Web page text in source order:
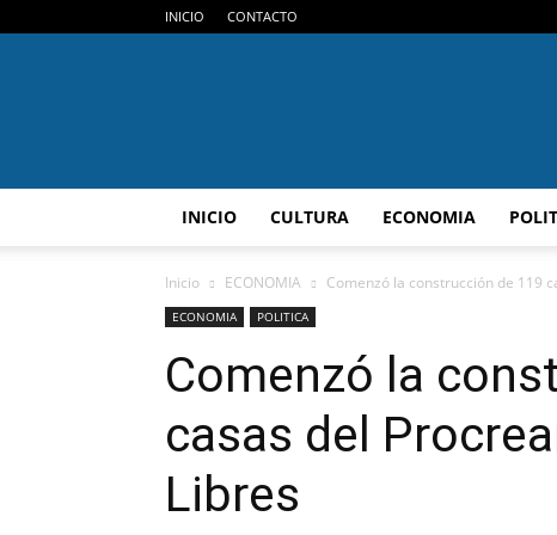
INICIO CONTACTO
INICIO CULTURA ECONOMIA
Inicio ECONOMIA Comenzó la construcción de 119
ECONOMIA POLITICA
Comenzó la
casas del
Libres